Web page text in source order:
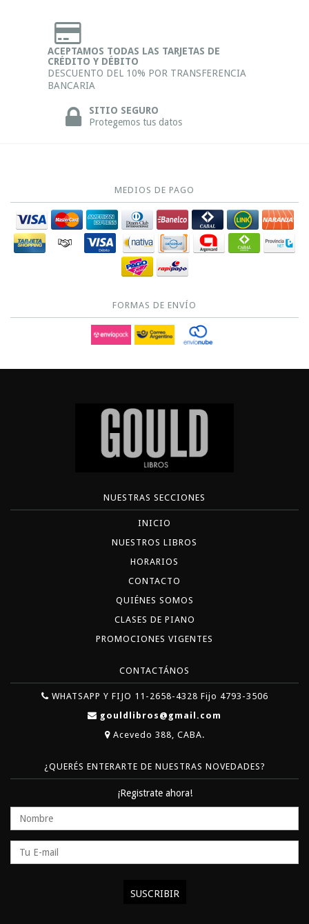
ACEPTAMOS TODAS LAS TARJETAS DE
CRÉDITO Y DÉBITO
DESCUENTO DEL 10% POR TRANSFERENCIA
BANCARIA
SITIO SEGURO
Protegemos tus datos
MEDIOS DE PAGO
FORMAS DE ENVÍO
NUESTRAS SECCIONES
INICIO
NUESTROS LIBROS
HORARIOS
CONTACTO
QUIÉNES SOMOS
CLASES DE PIANO
PROMOCIONES VIGENTES
CONTACTÁNOS
WHATSAPP Y FIJO 11-2658-4328 Fijo 4793-3506
gouldlibros@gmail.com
Acevedo 388, CABA.
¿QUERÉS ENTERARTE DE NUESTRAS NOVEDADES?
¡Registrate ahora!